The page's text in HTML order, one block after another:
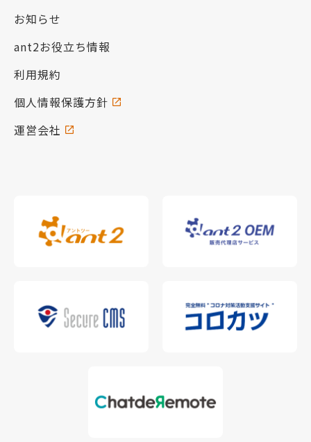
お知らせ
ant2お役立ち情報
利用規約
個人情報保護方針
運営会社